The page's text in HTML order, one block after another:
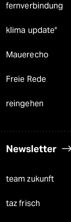
fernverbindung
klima update°
Mauerecho
Freie Rede
reingehen
Newsletter
team zukunft
taz frisch